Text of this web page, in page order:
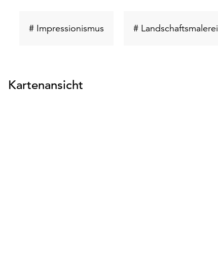
# Impressionismus Schlüsselwort# Landschaftsmalerei
Kartenansicht